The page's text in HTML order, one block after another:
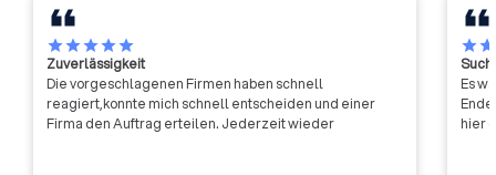
professional
met stringent
experience
have
understanding of
starstarstarstarstar
Zuverlässigkeit
Die vorgeschlagenen Firmen haben schnell
reagiert,konnte mich schnell entscheiden und einer
Firma den Auftrag erteilen. Jederzeit wieder
starstar
Es
hier